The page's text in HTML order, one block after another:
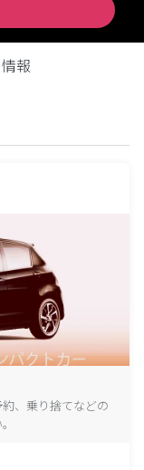
報
、乗り捨てなどの